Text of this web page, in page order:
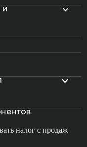
и
налог с продаж